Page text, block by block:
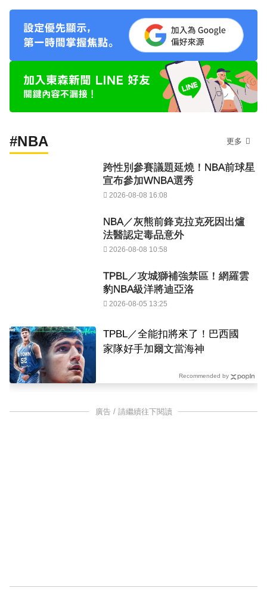
#NBA 更多
跨性別參賽議題延燒！NBA前球星
宣布參加WNBA選秀
2026-08-08 16:08
NBA／灰熊前鋒克拉克死因出爐
法醫認定毒品意外
2026-08-08 10:58
TPBL／攻城獅補強禁區！網羅雲
豹NBA級洋將迪亞洛
2026-08-05 13:25
TPBL／全能扣將來了！巴西國
家隊好手加爾文當海神
Recommended by
廣告 / 請繼續往下閱讀